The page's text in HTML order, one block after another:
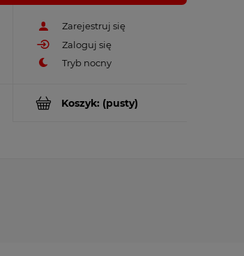
Zarejestruj się
Zaloguj się
Koszyk: (pusty)